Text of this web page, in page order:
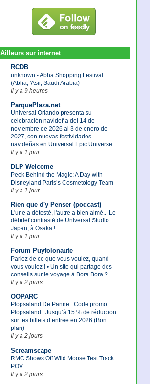
Ailleurs sur internet
RCDB
unknown - Abha Shopping Festival
(Abha, 'Asir, Saudi Arabia)
Il y a 9 heures
ParquePlaza.net
Universal Orlando presenta su
celebración navideña del 14 de
noviembre de 2026 al 3 de enero de
2027, con nuevas festividades
navideñas en Universal Epic Universe
Il y a 1 jour
DLP Welcome
Peek Behind the Magic: A Day with
Disneyland Paris’s Cosmetology Team
Il y a 1 jour
Rien que d'y Penser (podcast)
L'une a détesté, l'autre a bien aimé... Le
débrief contrasté de Universal Studio
Japan, à Osaka !
Il y a 1 jour
Forum Puyfolonaute
Parlez de ce que vous voulez, quand
vous voulez ! • Un site qui partage des
conseils sur le voyage à Bora Bora ?
Il y a 2 jours
OOPARC
Plopsaland De Panne : Code promo
Plopsaland : Jusqu’à 15 % de réduction
sur les billets d’entrée en 2026 (Bon
plan)
Il y a 2 jours
Screamscape
RMC Shows Off Wild Moose Test Track
POV
Il y a 2 jours